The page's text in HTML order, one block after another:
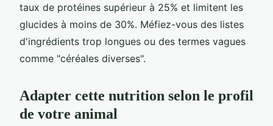
taux de protéines supérieur à 25% et limitent les
glucides à moins de 30%. Méfiez-vous des listes
d'ingrédients trop longues ou des termes vagues
comme "céréales diverses".
Adapter cette nutrition selon le profil
de votre animal